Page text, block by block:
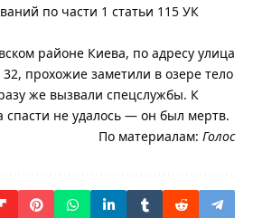
по части 1 статьи 115 УК
районе Киева, по адресу улица
прохожие заметили в озере тело
же вызвали спецслужбы. К
не удалось — он был мертв.
По материалам: Голос